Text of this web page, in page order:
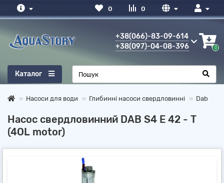
0
0
+38(066)-83-09-614
+38(097)-04-08-396
0
Каталог
Насоси для води Глибинні насоси свердловинні Dab
Насос свердловинний DAB S4 E 42 - T
(4OL motor)